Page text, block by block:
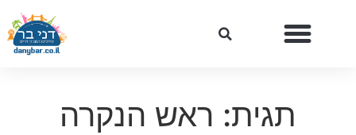
תגית: ראש הנקרה